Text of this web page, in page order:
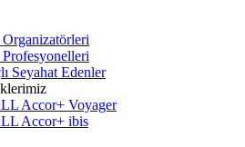
Profesyonelleri
Seyahat Edenler
Accor+ Voyager
Accor+ ibis